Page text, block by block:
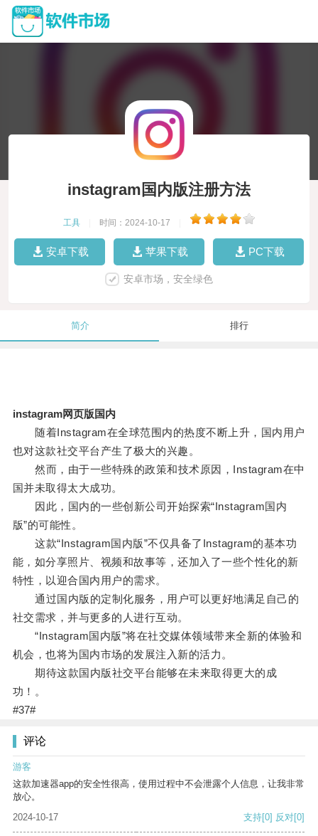
instagram国内版注册方法
工具 时间：2024-10-17
安卓下载 苹果下载 PC下载
安卓市场，安全绿色
简介 排行
instagram网页版国内
随着Instagram在全球范围内的热度不断上升，国内用户
也对这款社交平台产生了极大的兴趣。
然而，由于一些特殊的政策和技术原因，Instagram在中
国并未取得太大成功。
因此，国内的一些创新公司开始探索“Instagram国内
版”的可能性。
这款“Instagram国内版”不仅具备了Instagram的基本功
能，如分享照片、视频和故事等，还加入了一些个性化的新
特性，以迎合国内用户的需求。
通过国内版的定制化服务，用户可以更好地满足自己的
社交需求，并与更多的人进行互动。
“Instagram国内版”将在社交媒体领域带来全新的体验和
机会，也将为国内市场的发展注入新的活力。
期待这款国内版社交平台能够在未来取得更大的成
功！。
#37#
评论
游客
这款加速器app的安全性很高，使用过程中不会泄露个人信息，让我非常
放心。
2024-10-17
支持[0] 反对[0]